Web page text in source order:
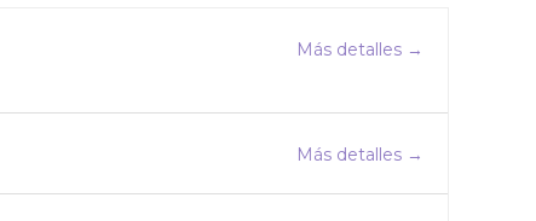
Más detalles
Más detalles